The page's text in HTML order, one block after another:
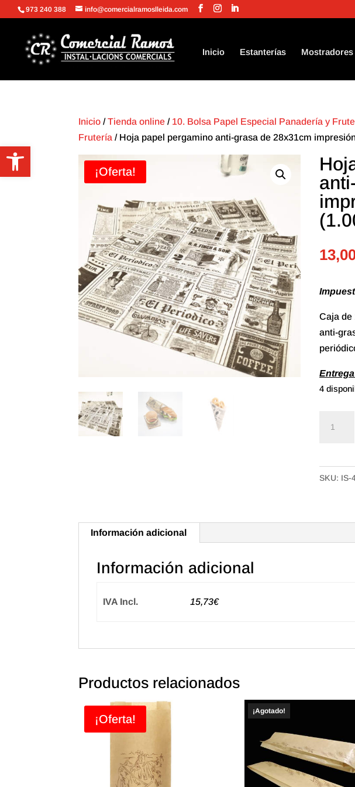
Abrir barra de herramientas
973 240 388 info@comercialramoslleida.com
Inicio Estanterías Mostradores
Inicio /Tienda online / 10. Bolsa Papel Especial Panadería y
Frutería / Hoja papel pergamino anti-grasa de 28x31cm
¡Oferta!
Caja de
anti-
4
anti-
grasa
SKU: IS-
Información adicional
Información adicional
IVA Incl. 15,73€
Productos relacionados
¡Oferta!
¡Agotado!